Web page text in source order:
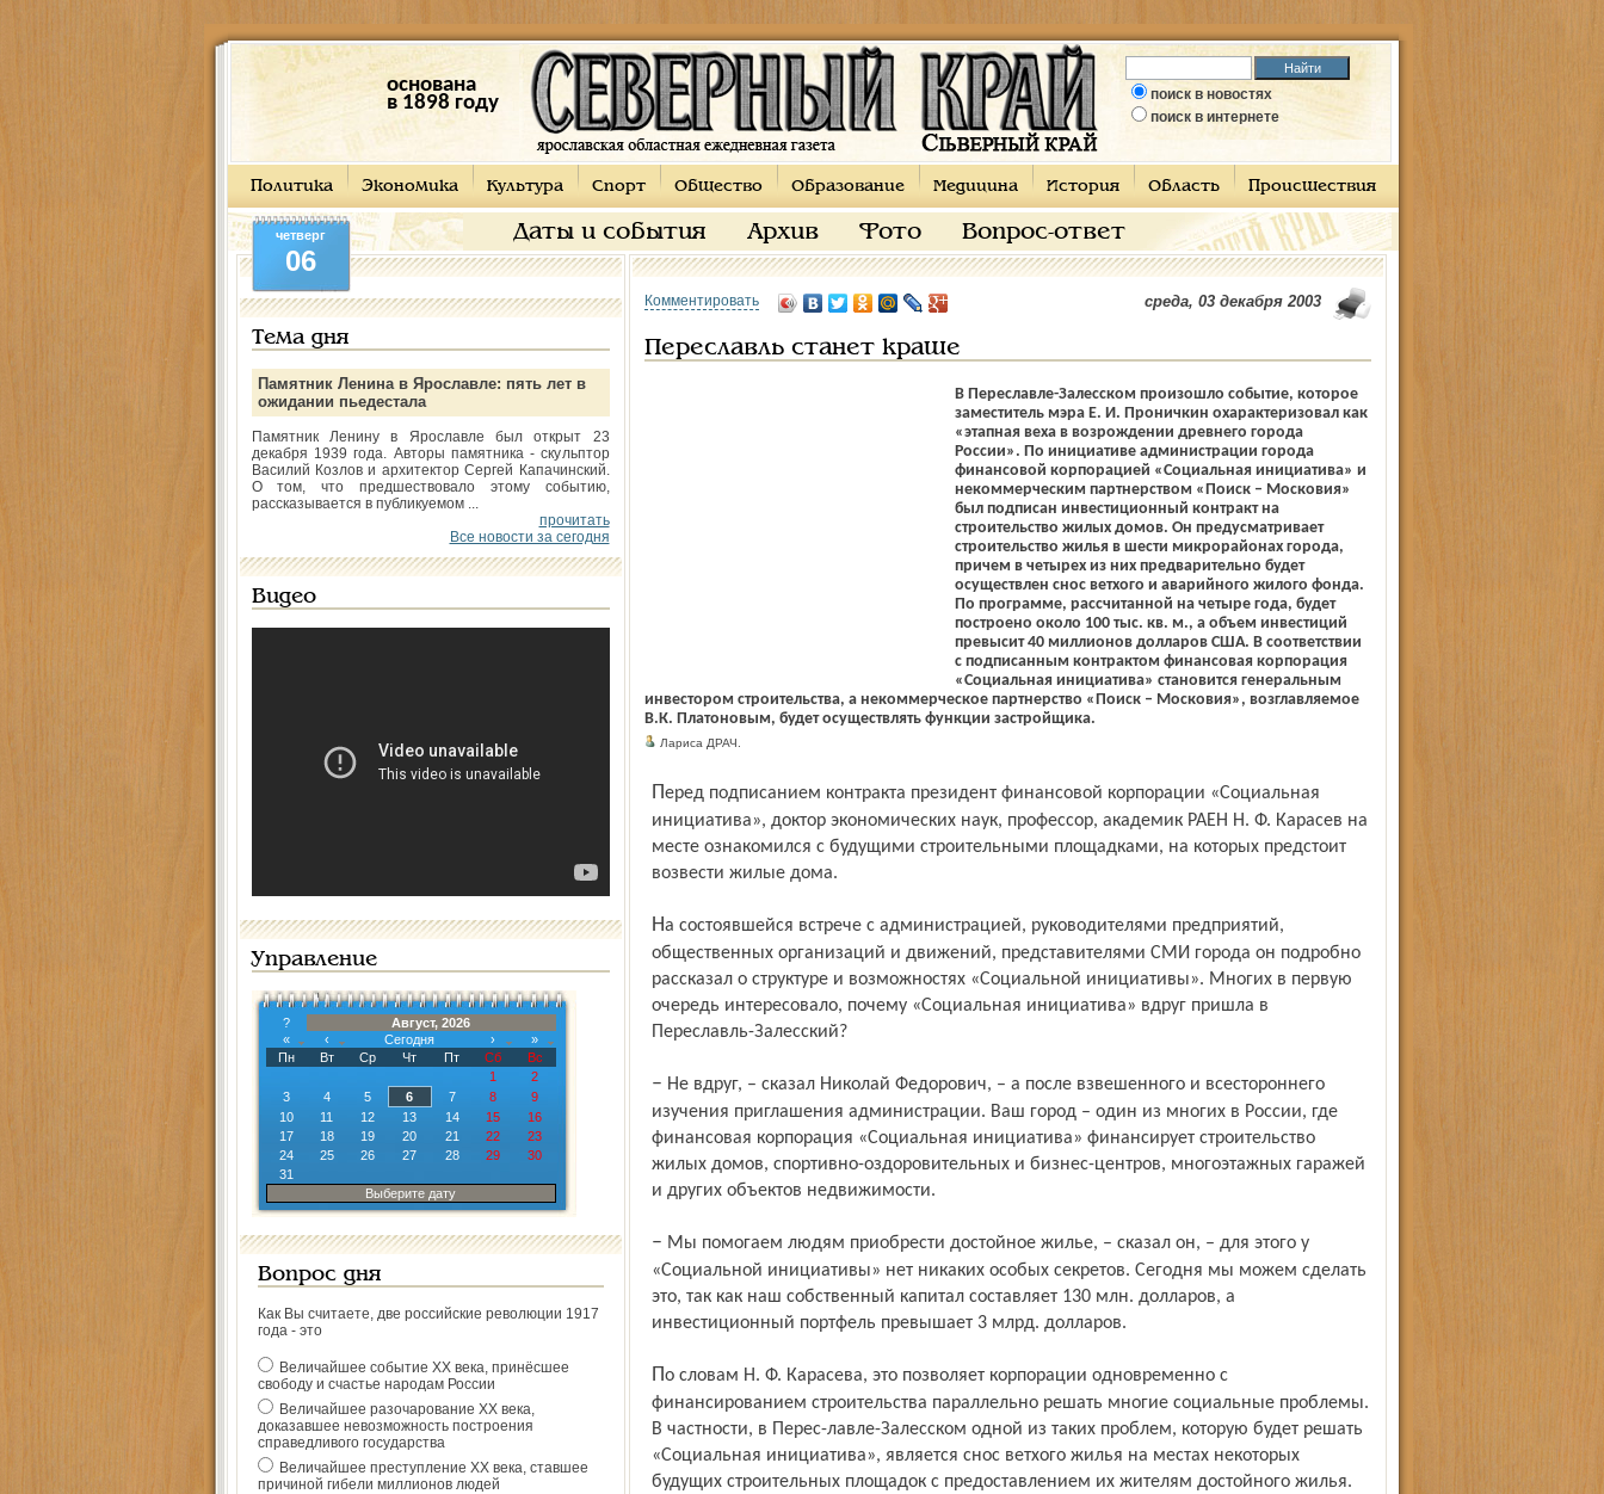
основана
в 1898 году
поиск в новостях
поиск в интернете
Политика Экономика Культура Спорт Общество Образование Медицина История Область Происшествия
Даты и события Архив Фото Вопрос-ответ
четверг
06
Тема дня
Памятник Ленина в Ярославле: пять лет в
ожидании пьедестала
Памятник Ленину в Ярославле был открыт 23
декабря 1939 года. Авторы памятника - скульптор
Василий Козлов и архитектор Сергей Капачинский.
О том, что предшествовало этому событию,
рассказывается в публикуемом ...
прочитать
Все новости за сегодня
Видео
Управление
?
Август, 2026
«
‹ Сегодня ›
»
Пн
Вт Ср Чт Пт Сб
Вс
1
2
3
4 5 6 7 8
9
10
11 12 13 14 15
16
17
18 19 20 21 22
23
24
25 26 27 28 29
30
31
Выберите дату
Вопрос дня
Как Вы считаете, две российские революции 1917
года - это
Величайшее событие ХХ века, принёсшее
свободу и счастье народам России
Величайшее разочарование ХХ века,
доказавшее невозможность построения
справедливого государства
Величайшее преступление ХХ века, ставшее
причиной гибели миллионов людей
Комментировать среда, 03 декабря 2003
Переславль станет краше
В Переславле-Залесском произошло событие, которое
заместитель мэра Е. И. Проничкин охарактеризовал как
«этапная веха в возрождении древнего города
России». По инициативе администрации города
финансовой корпорацией «Социальная инициатива» и
некоммерческим партнерством «Поиск – Московия»
был подписан инвестиционный контракт на
строительство жилых домов. Он предусматривает
строительство жилья в шести микрорайонах города,
причем в четырех из них предварительно будет
осуществлен снос ветхого и аварийного жилого фонда.
По программе, рассчитанной на четыре года, будет
построено около 100 тыс. кв. м., а объем инвестиций
превысит 40 миллионов долларов США. В соответствии
с подписанным контрактом финансовая корпорация
«Социальная инициатива» становится генеральным
инвестором строительства, а некоммерческое партнерство «Поиск – Московия», возглавляемое
В.К. Платоновым, будет осуществлять функции застройщика.
Лариса ДРАЧ.
Перед подписанием контракта президент финансовой корпорации «Социальная
инициатива», доктор экономических наук, профессор, академик РАЕН Н. Ф. Карасев на
месте ознакомился с будущими строительными площадками, на которых предстоит
возвести жилые дома.
На состоявшейся встрече с администрацией, руководителями предприятий,
общественных организаций и движений, представителями СМИ города он подробно
рассказал о структуре и возможностях «Социальной инициативы». Многих в первую
очередь интересовало, почему «Социальная инициатива» вдруг пришла в
Переславль-Залесский?
– Не вдруг, – сказал Николай Федорович, – а после взвешенного и всестороннего
изучения приглашения администрации. Ваш город – один из многих в России, где
финансовая корпорация «Социальная инициатива» финансирует строительство
жилых домов, спортивно-оздоровительных и бизнес-центров, многоэтажных гаражей
и других объектов недвижимости.
– Мы помогаем людям приобрести достойное жилье, – сказал он, – для этого у
«Социальной инициативы» нет никаких особых секретов. Сегодня мы можем сделать
это, так как наш собственный капитал составляет 130 млн. долларов, а
инвестиционный портфель превышает 3 млрд. долларов.
По словам Н. Ф. Карасева, это позволяет корпорации одновременно с
финансированием строительства параллельно решать многие социальные проблемы.
В частности, в Перес-лавле-Залесском одной из таких проблем, которую будет решать
«Социальная инициатива», является снос ветхого жилья на местах некоторых
будущих строительных площадок с предоставлением их жителям достойного жилья.